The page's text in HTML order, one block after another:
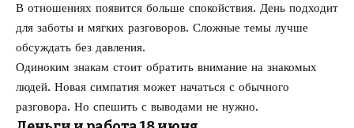
В отношениях появится больше спокойствия. День подходит
для заботы и мягких разговоров. Сложные темы лучше
обсуждать без давления.
Одиноким знакам стоит обратить внимание на знакомых
людей. Новая симпатия может начаться с обычного
разговора. Но спешить с выводами не нужно.